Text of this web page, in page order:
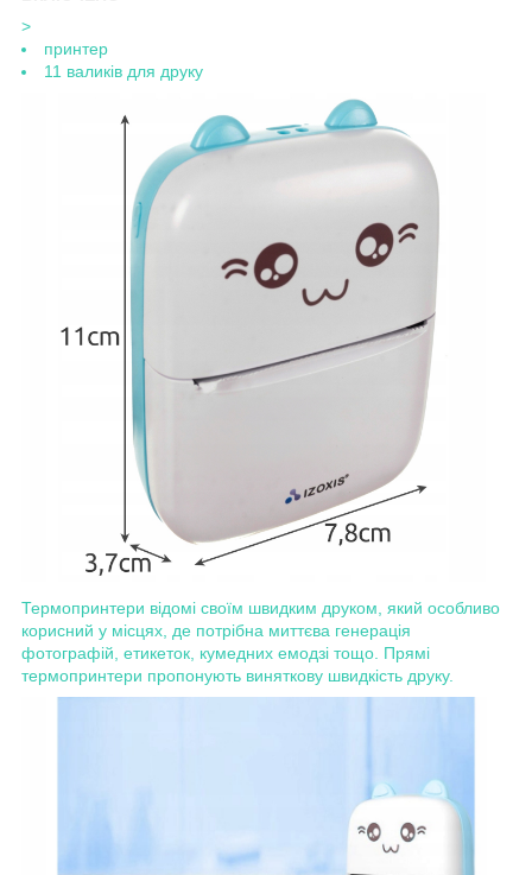
>
принтер
11 валиків для друку
Термопринтери відомі своїм швидким друком, який особливо
корисний у місцях, де потрібна миттєва генерація
фотографій, етикеток, кумедних емодзі тощо. Прямі
термопринтери пропонують виняткову швидкість друку.